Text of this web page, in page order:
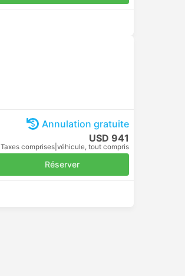
Annulation gratuite
USD 941
Taxes comprises véhicule, tout compris
Réserver